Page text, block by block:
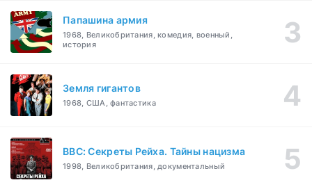
Папашина армия
1968, Великобритания, комедия, военный,
история
Земля гигантов
1968, США, фантастика
BBC: Секреты Рейха. Тайны нацизма
1998, Великобритания, документальный